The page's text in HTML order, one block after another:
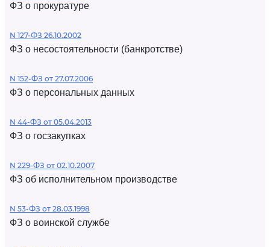
ФЗ о прокуратуре
N 127-ФЗ 26.10.2002
ФЗ о несостоятельности (банкротстве)
N 152-ФЗ от 27.07.2006
ФЗ о персональных данных
N 44-ФЗ от 05.04.2013
ФЗ о госзакупках
N 229-ФЗ от 02.10.2007
ФЗ об исполнительном производстве
N 53-ФЗ от 28.03.1998
ФЗ о воинской службе